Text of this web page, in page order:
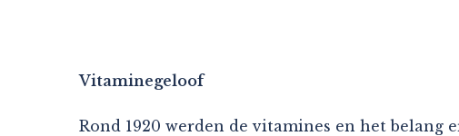
Vitaminegeloof
Rond 1920 werden de vitamines en het belang